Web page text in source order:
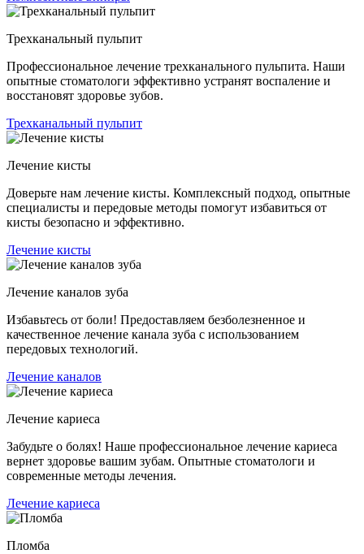
Трехканальный пульпит
Профессиональное лечение трехканального пульпита. Наши
опытные стоматологи эффективно устранят воспаление и
восстановят здоровье зубов.
Трехканальный пульпит
Лечение кисты
Доверьте нам лечение кисты. Комплексный подход, опытные
специалисты и передовые методы помогут избавиться от
кисты безопасно и эффективно.
Лечение кисты
Лечение каналов зуба
Избавьтесь от боли! Предоставляем безболезненное и
качественное лечение канала зуба с использованием
передовых технологий.
Лечение каналов
Лечение кариеса
Забудьте о болях! Наше профессиональное лечение кариеса
вернет здоровье вашим зубам. Опытные стоматологи и
современные методы лечения.
Лечение кариеса
Пломба